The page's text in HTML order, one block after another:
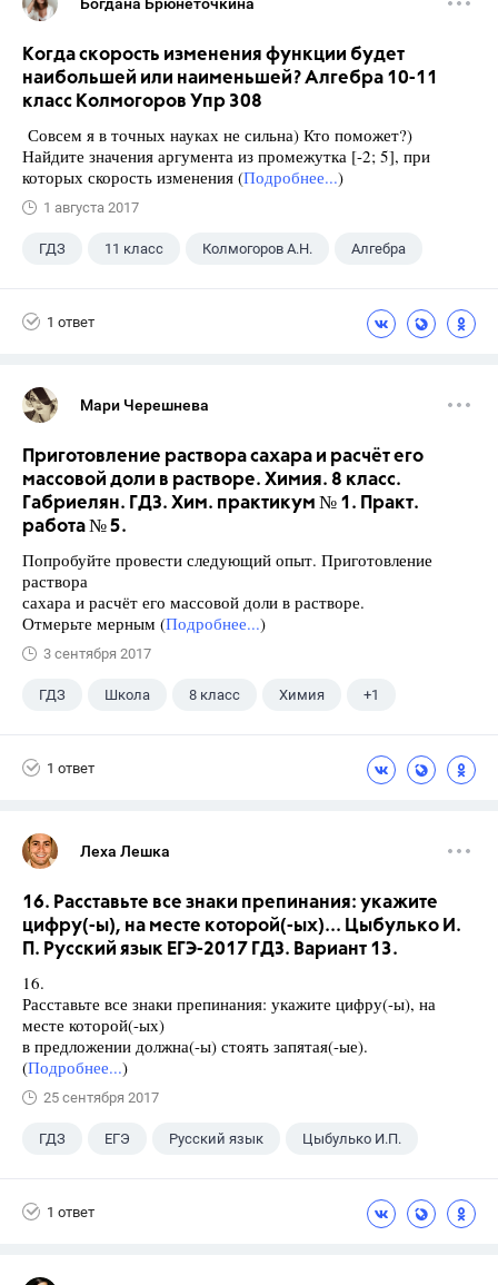
Богдана Брюнеточкина
Когда скорость изменения функции будет
наибольшей или наименьшей? Алгебра 10-11
класс Колмогоров Упр 308
Совсем я в точных науках не сильна) Кто поможет?)
Найдите значения аргумента из промежутка [-2; 5], при
которых скорость изменения (Подробнее...)
1 августа 2017
ГДЗ 11 класс Колмогоров А.Н. Алгебра
1 ответ
Мари Черешнева
Приготовление раствора сахара и расчёт его
массовой доли в растворе. Химия. 8 класс.
Габриелян. ГДЗ. Хим. практикум № 1. Практ.
работа № 5.
Попробуйте провести следующий опыт. Приготовление
раствора
сахара и расчёт его массовой доли в растворе.
Отмерьте мерным (Подробнее...)
3 сентября 2017
ГДЗ Школа 8 класс Химия +1
1 ответ
Леха Лешка
16. Расставьте все знаки препинания: укажите
цифру(-ы), на месте которой(-ых)... Цыбулько И.
П. Русский язык ЕГЭ-2017 ГДЗ. Вариант 13.
16.
Расставьте все знаки препинания: укажите цифру(-ы), на
месте которой(-ых)
в предложении должна(-ы) стоять запятая(-ые).
(Подробнее...)
25 сентября 2017
ГДЗ ЕГЭ Русский язык Цыбулько И.П.
1 ответ